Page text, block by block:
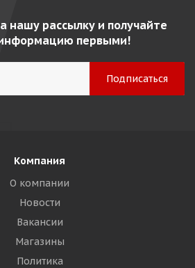
нашу рассылку и получайте
первыми!
Компания
О компании
Новости
Вакансии
Магазины
Политика